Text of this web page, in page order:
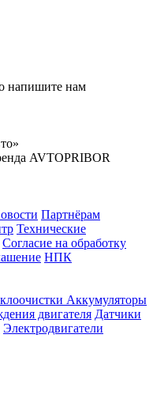
напишите нам
AVTOPRIBOR
Партнёрам
Технические
Согласие на обработку
НПК
Аккумуляторы
двигателя Датчики
Электродвигатели